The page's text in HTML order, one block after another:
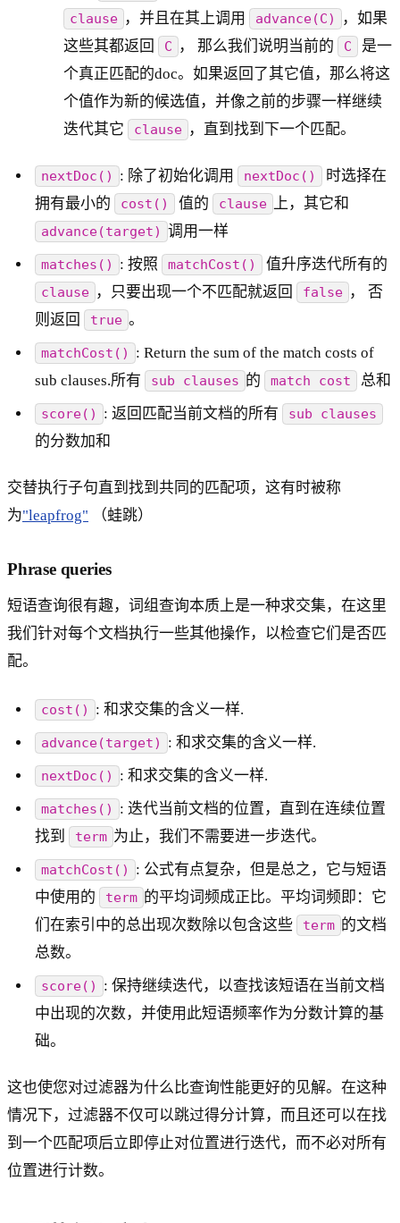
clause ，并且在其上调用 advance(C)
，如果
这些其都返回
C ， 那么我们说明当前的 C
是一
个真正匹配的doc。如果返回了其它值，那么将这
个值作为新的候选值，并像之前的步骤一样继续
迭代其它
clause ，直到找到下一个匹配。
nextDoc() : 除了初始化调用 nextDoc()
时选择在
拥有最小的
cost() 值的 clause 上，其它和
advance(target) 调用一样
matches() : 按照 matchCost() 值升序迭代所有的
clause ，只要出现一个不匹配就返回 false ， 否
则返回
true 。
matchCost()
: Return the sum of the match costs of
sub clauses.所有
sub clauses 的 match cost 总和
score() : 返回匹配当前文档的所有 sub clauses
的分数加和
交替执行子句直到找到共同的匹配项，这有时被称
为"leapfrog" （蛙跳）
Phrase queries
短语查询很有趣，词组查询本质上是一种求交集，在这里
我们针对每个文档执行一些其他操作，以检查它们是否匹
配。
cost() : 和求交集的含义一样.
advance(target) : 和求交集的含义一样.
nextDoc() : 和求交集的含义一样.
matches()
: 迭代当前文档的位置，直到在连续位置
找到
term 为止，我们不需要进一步迭代。
matchCost()
: 公式有点复杂，但是总之，它与短语
中使用的
term 的平均词频成正比。平均词频即：它
们在索引中的总出现次数除以包含这些
term 的文档
总数。
score()
: 保持继续迭代，以查找该短语在当前文档
中出现的次数，并使用此短语频率作为分数计算的基
础。
这也使您对过滤器为什么比查询性能更好的见解。在这种
情况下，过滤器不仅可以跳过得分计算，而且还可以在找
到一个匹配项后立即停止对位置进行迭代，而不必对所有
位置进行计数。